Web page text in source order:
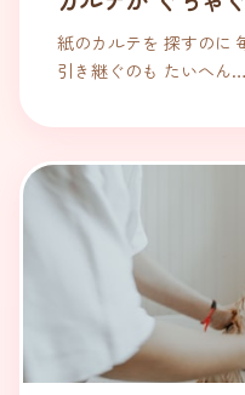
紙のカルテを 探すのに
引き継ぐのも たいへん…